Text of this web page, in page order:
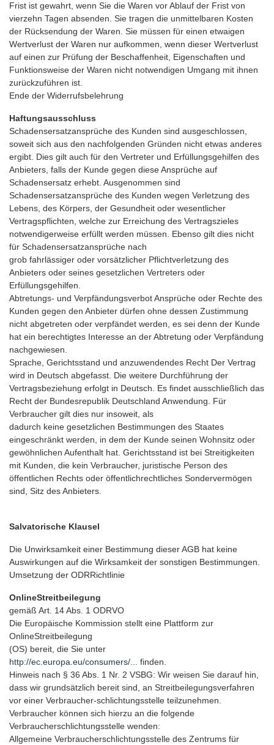
Frist ist gewahrt, wenn Sie die Waren vor Ablauf der Frist von
vierzehn Tagen absenden. Sie tragen die unmittelbaren Kosten
der Rücksendung der Waren. Sie müssen für einen etwaigen
Wertverlust der Waren nur aufkommen, wenn dieser Wertverlust
auf einen zur Prüfung der Beschaffenheit, Eigenschaften und
Funktionsweise der Waren nicht notwendigen Umgang mit ihnen
zurückzuführen ist.
Ende der Widerrufsbelehrung
Haftungsausschluss
Schadensersatzansprüche des Kunden sind ausgeschlossen,
soweit sich aus den nachfolgenden Gründen nicht etwas anderes
ergibt. Dies gilt auch für den Vertreter und Erfüllungsgehilfen des
Anbieters, falls der Kunde gegen diese Ansprüche auf
Schadensersatz erhebt. Ausgenommen sind
Schadensersatzansprüche des Kunden wegen Verletzung des
Lebens, des Körpers, der Gesundheit oder wesentlicher
Vertragspflichten, welche zur Erreichung des Vertragszieles
notwendigerweise erfüllt werden müssen. Ebenso gilt dies nicht
für Schadensersatzansprüche nach
grob fahrlässiger oder vorsätzlicher Pflichtverletzung des
Anbieters oder seines gesetzlichen Vertreters oder
Erfüllungsgehilfen.
Abtretungs- und Verpfändungsverbot Ansprüche oder Rechte des
Kunden gegen den Anbieter dürfen ohne dessen Zustimmung
nicht abgetreten oder verpfändet werden, es sei denn der Kunde
hat ein berechtigtes Interesse an der Abtretung oder Verpfändung
nachgewiesen.
Sprache, Gerichtsstand und anzuwendendes Recht Der Vertrag
wird in Deutsch abgefasst. Die weitere Durchführung der
Vertragsbeziehung erfolgt in Deutsch. Es findet ausschließlich das
Recht der Bundesrepublik Deutschland Anwendung. Für
Verbraucher gilt dies nur insoweit, als
dadurch keine gesetzlichen Bestimmungen des Staates
eingeschränkt werden, in dem der Kunde seinen Wohnsitz oder
gewöhnlichen Aufenthalt hat. Gerichtsstand ist bei Streitigkeiten
mit Kunden, die kein Verbraucher, juristische Person des
öffentlichen Rechts oder öffentlichrechtliches Sondervermögen
sind, Sitz des Anbieters.
Salvatorische Klausel
Die Unwirksamkeit einer Bestimmung dieser AGB hat keine
Auswirkungen auf die Wirksamkeit der sonstigen Bestimmungen.
Umsetzung der ODRRichtlinie
OnlineStreitbeilegung
gemäß Art. 14 Abs. 1 ODRVO
Die Europäische Kommission stellt eine Plattform zur
OnlineStreitbeilegung
(OS) bereit, die Sie unter
http://ec.europa.eu/consumers/...
finden.
Hinweis nach § 36 Abs. 1 Nr. 2 VSBG: Wir weisen Sie darauf hin,
dass wir grundsätzlich bereit sind, an Streitbeilegungsverfahren
vor einer Verbraucher-schlichtungsstelle teilzunehmen.
Verbraucher können sich hierzu an die folgende
Verbraucherschlichtungsstelle wenden:
Allgemeine Verbraucherschlichtungsstelle des Zentrums für